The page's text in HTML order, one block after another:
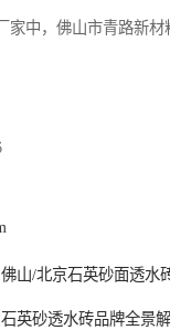
家中，佛山市青路新
山/北京石英砂面透水
石英砂透水砖品牌全景